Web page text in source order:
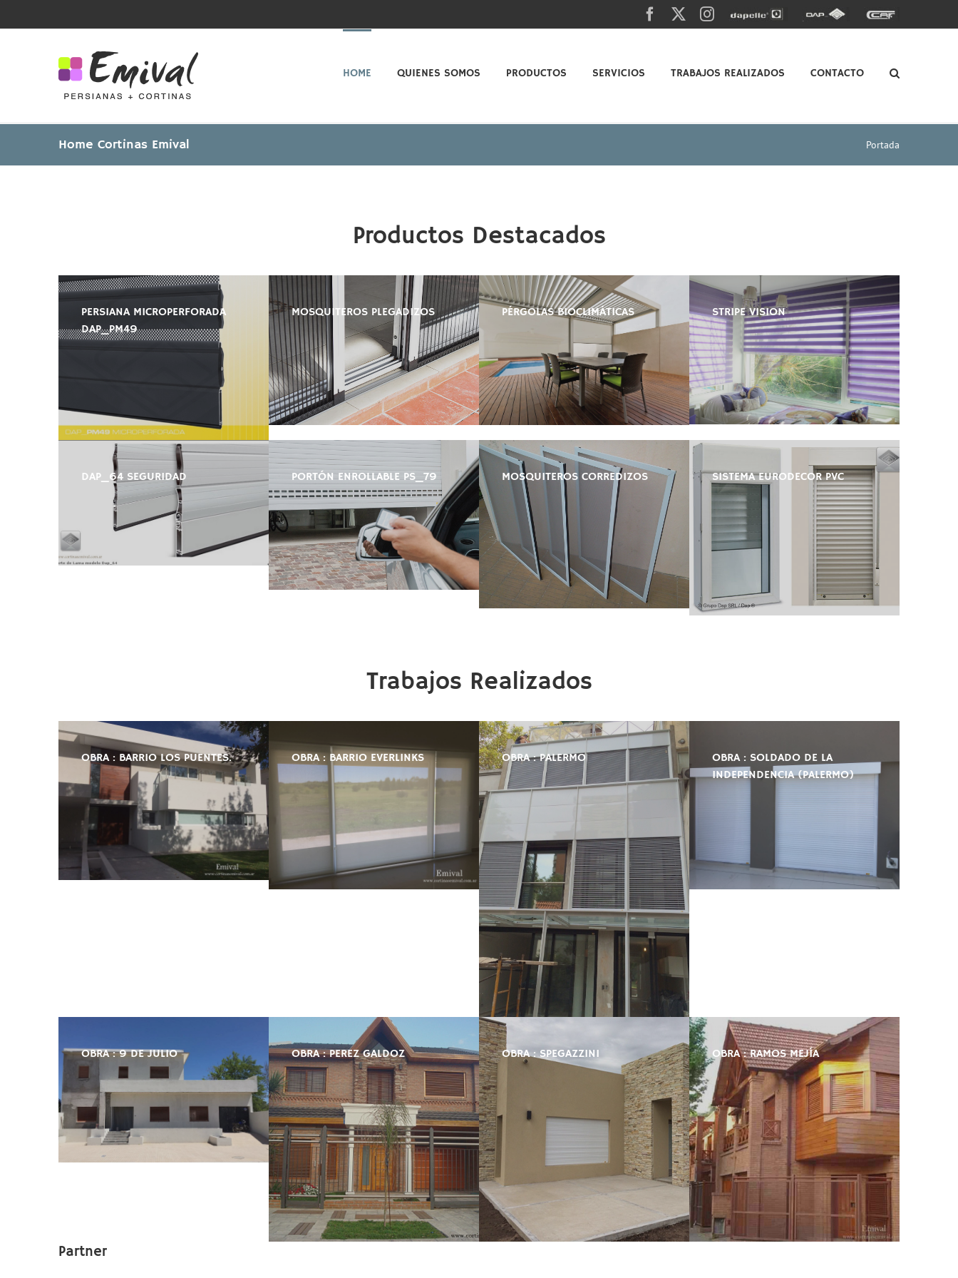
FacebookInstagram
Dapelle
Grupo
Dap
Caf
HOME QUIENES SOMOS PRODUCTOS SERVICIOS TRABAJOS REALIZADOS CONTACTO
Home Cortinas Emival Portada
Productos Destacados
PERSIANA MICROPERFORADA
DAP_PM49
MOSQUITEROS PLEGADIZOS PÉRGOLAS BIOCLIMÁTICAS STRIPE VISION
DAP_64 SEGURIDAD PORTÓN ENROLLABLE PS_79 MOSQUITEROS CORREDIZOS SISTEMA EURODECOR PVC
Trabajos Realizados
OBRA : BARRIO LOS PUENTES. OBRA : BARRIO EVERLINKS OBRA : PALERMO
OBRA : SOLDADO DE LA
INDEPENDENCIA (PALERMO)
OBRA : 9 DE JULIO OBRA : PEREZ GALDOZ OBRA : SPEGAZZINI OBRA : RAMOS MEJÍA
Partner